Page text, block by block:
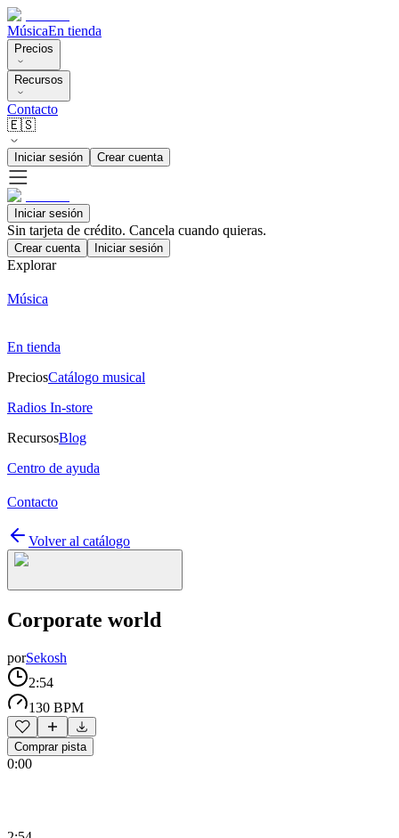
MúsicaEn tienda
Precios
Recursos
Contacto
🇪🇸
Iniciar sesión Crear cuenta
Iniciar sesión
Sin tarjeta de crédito. Cancela cuando quieras.
Crear cuenta Iniciar sesión
Explorar
Música
En tienda
PreciosCatálogo musical
Radios In-store
RecursosBlog
Centro de ayuda
Contacto
Volver al catálogo
Corporate world
porSekosh
2:54
130 BPM
Comprar pista
0:00